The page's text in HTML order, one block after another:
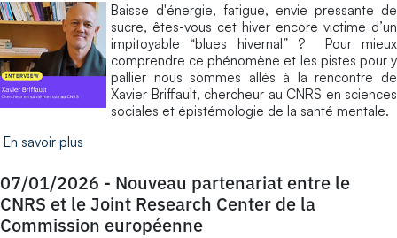
Baisse d'énergie, fatigue, envie pressante de
sucre, êtes-vous cet hiver encore victime d’un
impitoyable “blues hivernal” ? Pour mieux
comprendre ce phénomène et les pistes pour y
pallier nous sommes allés à la rencontre de
Xavier Briffault, chercheur au CNRS en sciences
sociales et épistémologie de la santé mentale.
En savoir plus
07/01/2026 - Nouveau partenariat entre le
CNRS et le Joint Research Center de la
Commission européenne